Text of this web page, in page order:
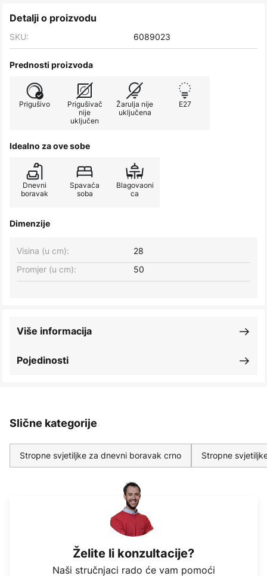
Detalji o proizvodu
SKU: 6089023
Prednosti proizvoda
Prigušivo
Prigušivač
nije
uključen
Žarulja nije
uključena
E27
Idealno za ove sobe
Dnevni
boravak
Spavaća
soba
Blagovaoni
ca
Dimenzije
Visina (u cm):
28
Promjer (u cm):
50
Pojedinosti
Više informacija
Slične kategorije
Stropne svjetiljke za dnevni boravak crno Stropne
Želite li konzultacije?
Naši stručnjaci rado će vam pomoći